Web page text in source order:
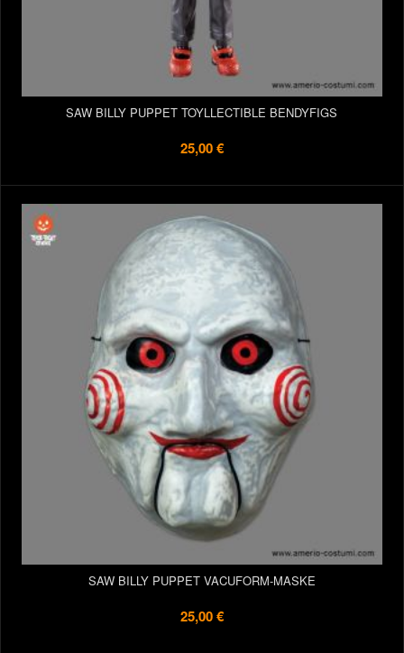
SAW BILLY PUPPET TOYLLECTIBLE BENDYFIGS
25,00 €
SAW BILLY PUPPET VACUFORM-MASKE
25,00 €